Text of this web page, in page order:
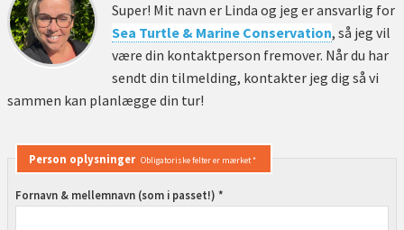
Super! Mit navn er Linda og jeg er ansvarlig for
Sea Turtle & Marine Conservation, så jeg vil
være din kontaktperson fremover. Når du har
sendt din tilmelding, kontakter jeg dig så vi
sammen kan planlægge din tur!
Person oplysninger Obligatoriske felter er mærket *
Fornavn & mellemnavn (som i passet!) *